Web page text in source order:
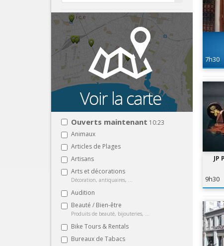
Ouverts maintenant 10:23
Animaux
Articles de Plages
Artisans
Arts et décorations
Décoration, antiquaires, ...
Audition
Beauté / Bien-être
Produits de beauté, bijouteries, ...
Bike Tours & Rentals
Bureaux de Tabacs
7h30
JP
9h30